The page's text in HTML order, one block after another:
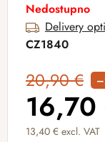
Nedostupno
Delivery
CZ1840
20,90 €
16,70
13,40 € excl. VAT